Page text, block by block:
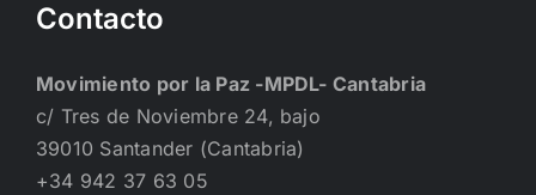
Contacto
Movimiento por la Paz -MPDL- Cantabria
c/ Tres de Noviembre 24, bajo
39010 Santander (Cantabria)
+34 942 37 63 05